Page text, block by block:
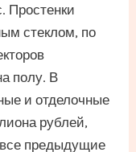
Простенки
стеклом, по
полу. В
и отделочные
рублей,
предыдущие